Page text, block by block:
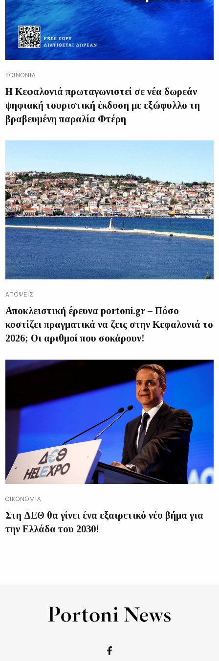
ΚΟΙΝΩΝΊΑ
Η Κεφαλονιά πρωταγωνιστεί σε νέα δωρεάν
ψηφιακή τουριστική έκδοση με εξώφυλλο τη
βραβευμένη παραλία Φτέρη
ΑΠΌΨΕΙΣ
Αποκλειστική έρευνα portoni.gr – Πόσο
κοστίζει πραγματικά να ζεις στην Κεφαλονιά το
2026; Οι αριθμοί που σοκάρουν!
ΟΙΚΟΝΟΜΊΑ
Στη ΔΕΘ θα γίνει ένα εξαιρετικό νέο βήμα για
την Ελλάδα του 2030!